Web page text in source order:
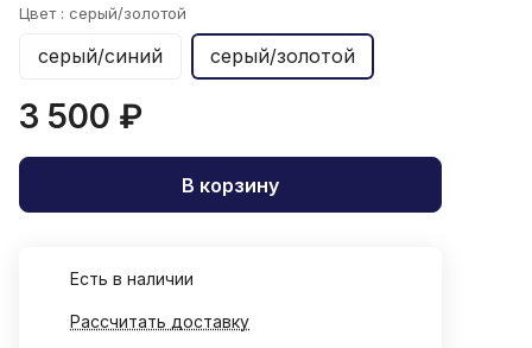
Цвет : серый/золотой
серый/синий серый/золотой
3 500 ₽
В корзину
Есть в наличии
Рассчитать доставку